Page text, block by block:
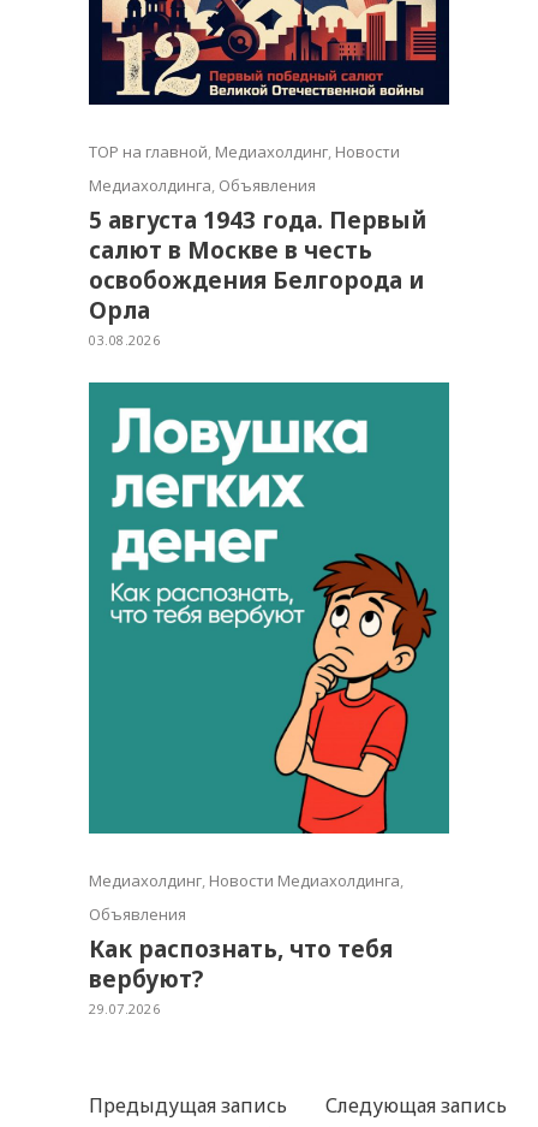
TOP на главной, Медиахолдинг, Новости
Медиахолдинга, Объявления
5 августа 1943 года. Первый
салют в Москве в честь
освобождения Белгорода и
Орла
03.08.2026
Медиахолдинг, Новости Медиахолдинга,
Объявления
Как распознать, что тебя
вербуют?
29.07.2026
Предыдущая запись
Следующая запись